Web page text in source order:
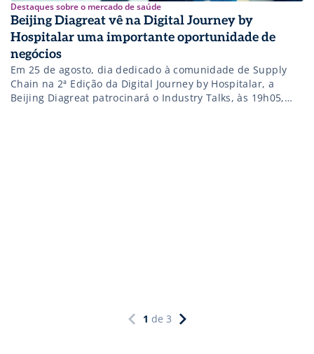
Destaques sobre o mercado de saúde
Beijing Diagreat vê na Digital Journey by
Hospitalar uma importante oportunidade de
negócios
Em 25 de agosto, dia dedicado à comunidade de Supply
Chain na 2ª Edição da Digital Journey by Hospitalar, a
Beijing Diagreat patrocinará o Industry Talks, às 19h05,
1 de 3